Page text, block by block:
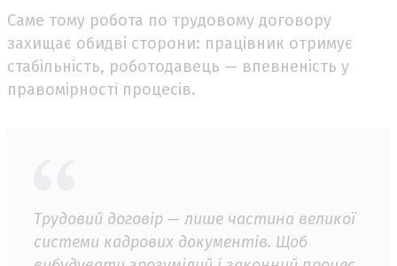
Саме тому робота по трудовому договору
захищає обидві сторони: працівник отримує
стабільність, роботодавець — впевненість у
правомірності процесів.
Трудовий договір — лише частина великої
системи кадрових документів. Щоб